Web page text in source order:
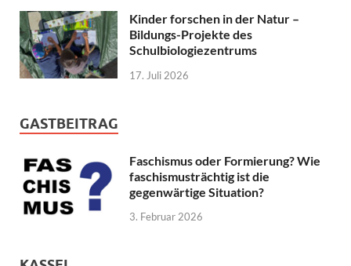
Kinder forschen in der Natur –
Bildungs-Projekte des
Schulbiologiezentrums
17. Juli 2026
GASTBEITRAG
Faschismus oder Formierung? Wie
faschismusträchtig ist die
gegenwärtige Situation?
3. Februar 2026